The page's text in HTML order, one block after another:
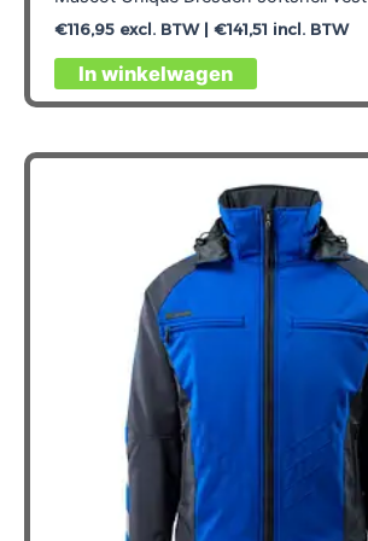
€116,95excl. BTW | €141,51 incl. BTW
In winkelwagen
Dit
product
meerdere
Deze
optie
kan
worden
productpagina